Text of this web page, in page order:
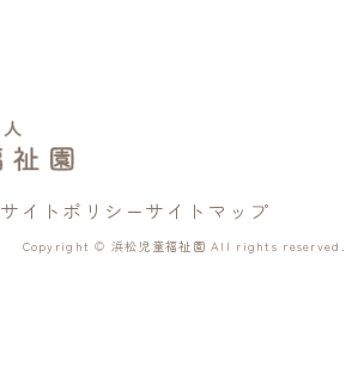
サイトポリシーサイトマップ
Copyright © 浜松児童福祉園 All rights reserved.